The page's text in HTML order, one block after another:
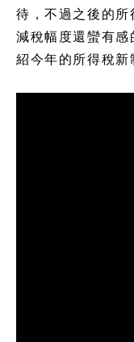
待，不過之後的
減稅幅度還蠻有
紹今年的所得稅新